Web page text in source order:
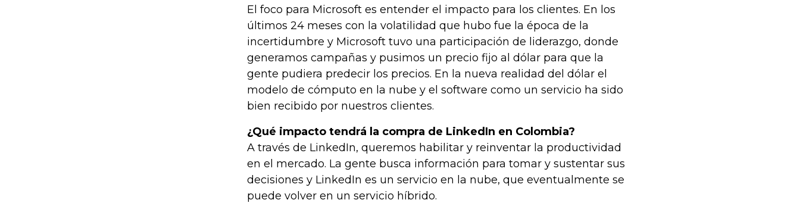
El foco para Microsoft es entender el impacto para los clientes. En los
últimos 24 meses con la volatilidad que hubo fue la época de la
incertidumbre y Microsoft tuvo una participación de liderazgo, donde
generamos campañas y pusimos un precio fijo al dólar para que la
gente pudiera predecir los precios. En la nueva realidad del dólar el
modelo de cómputo en la nube y el software como un servicio ha sido
bien recibido por nuestros clientes.
¿Qué impacto tendrá la compra de LinkedIn en Colombia?
A través de LinkedIn, queremos habilitar y reinventar la productividad
en el mercado. La gente busca información para tomar y sustentar sus
decisiones y LinkedIn es un servicio en la nube, que eventualmente se
puede volver en un servicio híbrido.